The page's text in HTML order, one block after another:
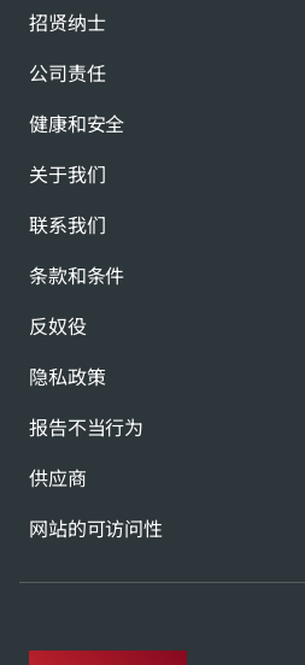
招贤纳士
公司责任
健康和安全
关于我们
联系我们
条款和条件
反奴役
隐私政策
报告不当行为
供应商
网站的可访问性